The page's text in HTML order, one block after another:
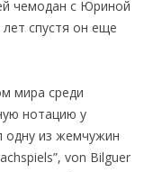
чемодан с Юриной
спустя он еще
мира среди
нотацию у
одну из жемчужин
von Bilguer